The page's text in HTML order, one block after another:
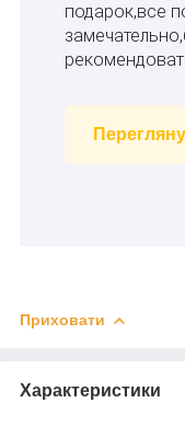
подарок,все
Приховати
Характеристики